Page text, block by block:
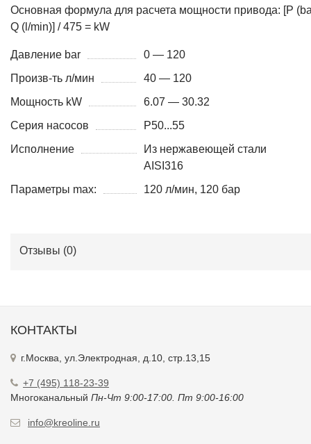
Основная формула для расчета мощности привода: [P
Q (l/min)] / 475 = kW
Давление bar
0 — 120
Произв-ть л/мин
40 — 120
Мощность kW
6.07 — 30.32
Серия насосов
P50...55
Исполнение
Из нержавеющей стали
AISI316
Параметры max:
120 л/мин, 120 бар
Отзывы (0)
КОНТАКТЫ
г.Москва, ул.Электродная, д.10, стр.13,15
+7 (495) 118-23-39
Многоканальный Пн-Чт 9:00-17:00. Пт 9:00-16:00
info@kreoline.ru